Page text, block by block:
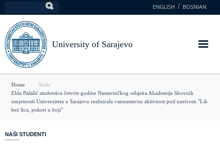
to
main
content
ENGLISH BOSNIAN
University of Sarajevo
You
are
here
Home
Node
Elda Pašalić studentica četvrte godine Nastavničkog odsjeka Akademije likovnih
umjetnosti Univerziteta u Sarajevu realizirala vannastavnu aktivnost pod nazivom "Lik
bez lica, pokret u boji"
NAŠI STUDENTI